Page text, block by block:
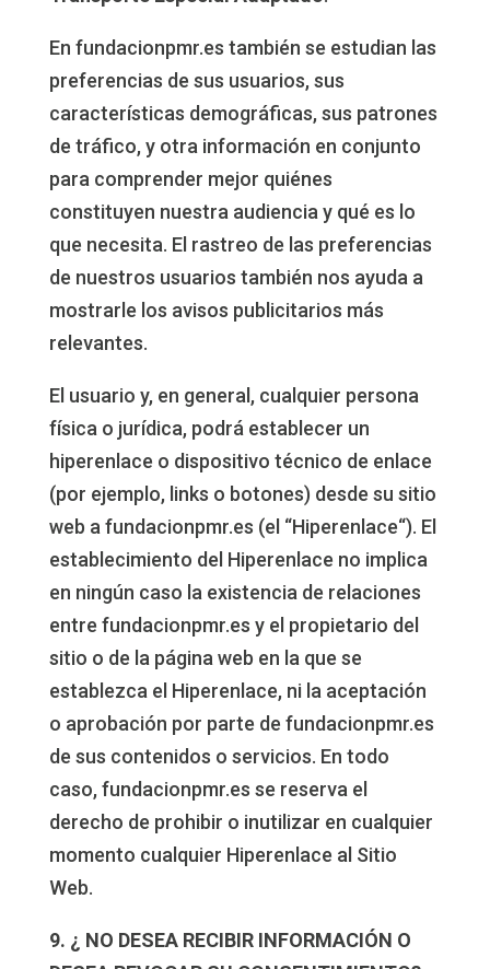
En fundacionpmr.es también se estudian las
preferencias de sus usuarios, sus
características demográficas, sus patrones
de tráfico, y otra información en conjunto
para comprender mejor quiénes
constituyen nuestra audiencia y qué es lo
que necesita. El rastreo de las preferencias
de nuestros usuarios también nos ayuda a
mostrarle los avisos publicitarios más
relevantes.
El usuario y, en general, cualquier persona
física o jurídica, podrá establecer un
hiperenlace o dispositivo técnico de enlace
(por ejemplo, links o botones) desde su sitio
web a fundacionpmr.es (el “Hiperenlace“). El
establecimiento del Hiperenlace no implica
en ningún caso la existencia de relaciones
entre fundacionpmr.es y el propietario del
sitio o de la página web en la que se
establezca el Hiperenlace, ni la aceptación
o aprobación por parte de fundacionpmr.es
de sus contenidos o servicios. En todo
caso, fundacionpmr.es se reserva el
derecho de prohibir o inutilizar en cualquier
momento cualquier Hiperenlace al Sitio
Web.
9. ¿ NO DESEA RECIBIR INFORMACIÓN O